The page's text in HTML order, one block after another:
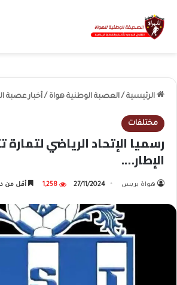
الرئيسية / العصبة الوطنية هواة / أخبار عصبة
مختلفات
رسميا الإتحاد الرياضي
الإطار….
هواة بريس 27/11/2024
1,258 أقل من